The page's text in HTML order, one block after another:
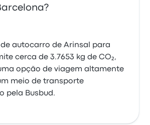
autocarro de Arinsal para
cerca de 3.7653 kg de CO₂,
opção de viagem altamente
meio de transporte
pela Busbud.